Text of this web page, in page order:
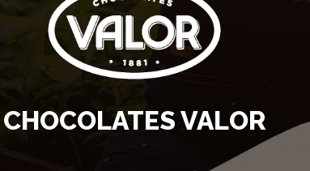
CHOCOLATES VALOR